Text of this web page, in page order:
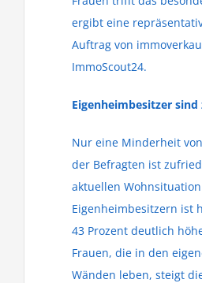
ergibt eine
Auftrag von
ImmoScout24.
Eigenheimbesitzer
Nur eine Minderheit
der Befragten ist
aktuellen
Eigenheimbesitzern ist
43 Prozent deutlich
Frauen, die in den
Wänden leben, steigt